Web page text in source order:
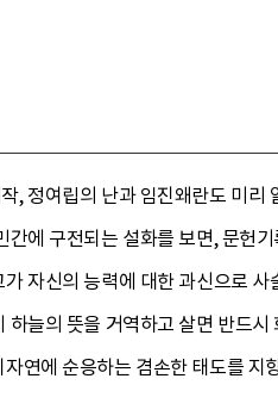
, 정여립의 난과 임진왜란도 미
에 구전되는 설화를 보면, 문헌
자신의 능력에 대한 과신으로
늘의 뜻을 거역하고 살면 반드
연에 순응하는 겸손한 태도를 지